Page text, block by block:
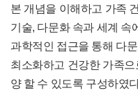
본 개념을 이해하고 가족
기술, 다문화 속과 세계 속
과학적인 접근을 통해 다
최소화하고 건강한 가족
양 할 수 있도록 구성하였